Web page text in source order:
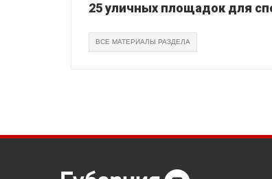
25 уличных площадок для
ВСЕ МАТЕРИАЛЫ РАЗДЕЛА